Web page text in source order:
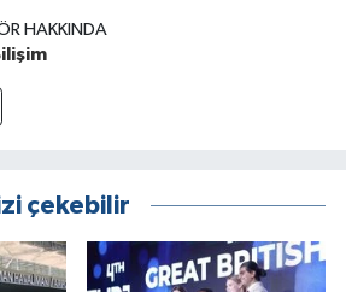
HAKKINDA
çekebilir